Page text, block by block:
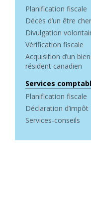
Planification fiscale
Décès d’un être cher
Divulgation
Vérification fiscale
Acquisition d’un
résident canadien
Services
Planification fiscale
Déclaration d’impôt
Services-conseils